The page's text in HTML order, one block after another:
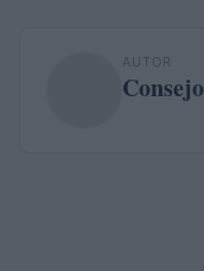
AUTOR